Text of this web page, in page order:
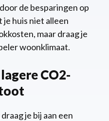
de besparingen op
huis niet alleen
maar draag je
woonklimaat.
CO2-
je bij aan een